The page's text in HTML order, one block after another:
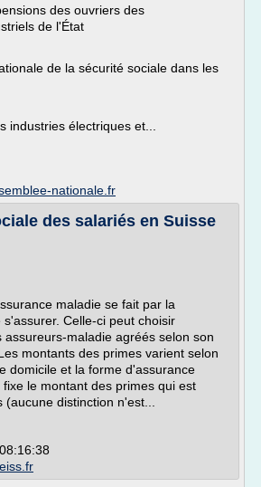
des ouvriers des
de l'État
de la sécurité sociale dans les
industries électriques et...
nationale.fr
des salariés en Suisse
maladie se fait par la
Celle-ci peut choisir
assureurs-maladie agréés selon son
montants des primes varient selon
domicile et la forme d'assurance
le montant des primes qui est
distinction n'est...